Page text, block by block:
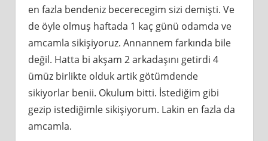
en fazla bendeniz becerecegim sizi demişti. Ve
de öyle olmuş haftada 1 kaç günü odamda ve
amcamla sikişiyoruz. Annannem farkında bile
değil. Hatta bi akşam 2 arkadaşını getirdi 4
ümüz birlikte olduk artik götümdende
sikiyorlar benii. Okulum bitti. İstediğim gibi
gezip istediğimle sikişiyorum. Lakin en fazla da
amcamla.